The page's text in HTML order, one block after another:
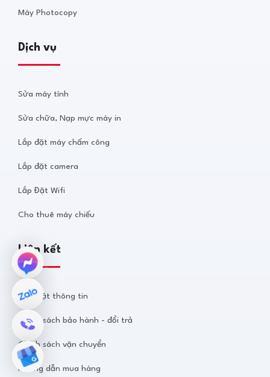
Máy Photocopy
Dịch vụ
Sửa máy tính
Sửa chữa, Nạp mực máy in
Lắp đặt máy chấm công
Lắp đặt camera
Lắp Đặt Wifi
Cho thuê máy chiếu
Liên kết
Bảo mật thông tin
Chính sách bảo hành - đổi trả
Chính sách vận chuyển
Hướng dẫn mua hàng